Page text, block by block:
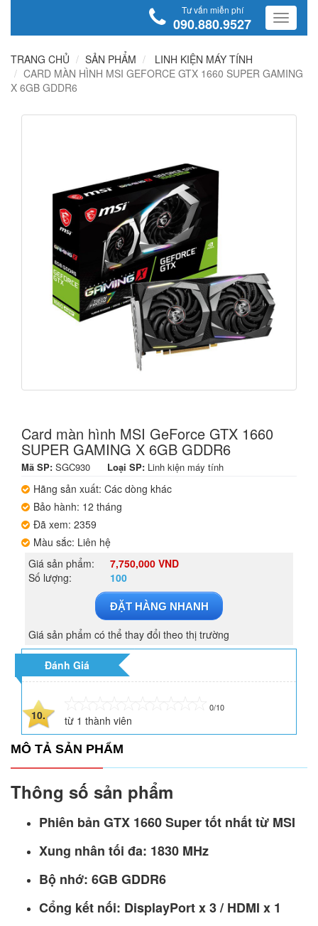
Tư vấn miễn phí
090.880.9527
TRANG CHỦ SẢN PHẨM
LINH KIỆN MÁY TÍNH
CARD MÀN HÌNH MSI GEFORCE GTX 1660 SUPER GAMING
X 6GB GDDR6
Card màn hình MSI GeForce GTX 1660
SUPER GAMING X 6GB GDDR6
Mã SP: SGC930 Loại SP: Linh kiện máy tính
Hãng sản xuất: Các dòng khác
Bảo hành: 12 tháng
Đã xem: 2359
Màu sắc: Liên hệ
Giá sản phẩm:
7,750,000 VND
Số lượng:
100
ĐẶT HÀNG NHANH
Giá sản phẩm có thể thay đổi theo thị trường
Đánh Giá
10.
0/10
từ 1 thành viên
MÔ TẢ SẢN PHẨM
Thông số sản phẩm
Phiên bản GTX 1660 Super tốt nhất từ MSI
Xung nhân tối đa: 1830 MHz
Bộ nhớ: 6GB GDDR6
Cổng kết nối: DisplayPort x 3 / HDMI x 1